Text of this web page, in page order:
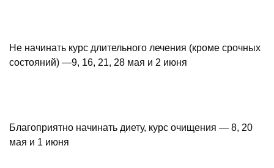
Не начинать курс длительного лечения (кроме срочных
состояний) —9, 16, 21, 28 мая и 2 июня
Благоприятно начинать диету, курс очищения — 8, 20
мая и 1 июня